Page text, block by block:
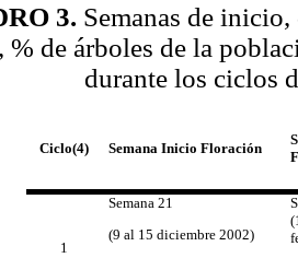
3. Semanas de
% de árboles de la
durante los ciclos
Ciclo(4) Semana Inicio Floración
1
Semana 21
(9 al 15 diciembre 2002)